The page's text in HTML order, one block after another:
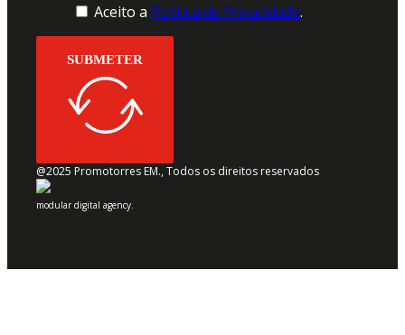
Aceito a Politica de Privacidade.
SUBMETER
@2025 Promotorres EM., Todos os direitos reservados
modular digital agency.